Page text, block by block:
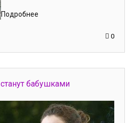
Подробнее
0
бабушками